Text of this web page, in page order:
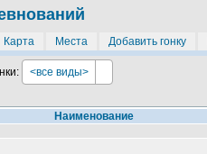
Карта Места Добавить гонку
<все виды>
Наименование